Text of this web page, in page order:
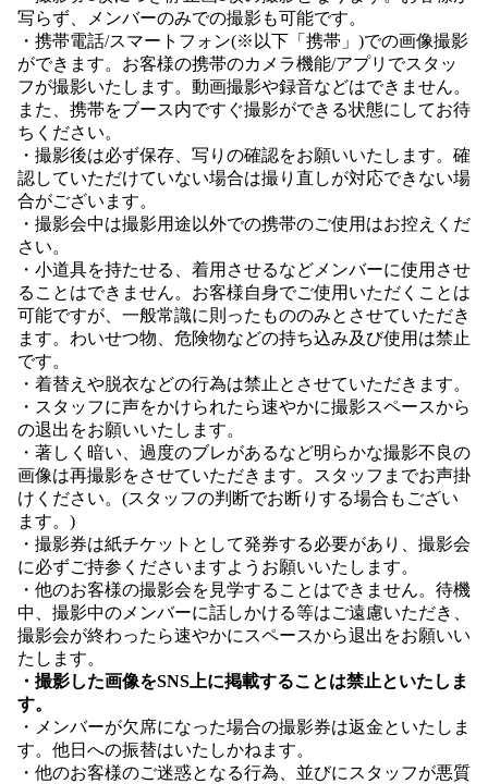
写らず、メンバーのみでの撮影も可能です。
・携帯電話/スマートフォン(※以下「携帯」)での画像撮影
ができます。お客様の携帯のカメラ機能/アプリでスタッ
フが撮影いたします。動画撮影や録音などはできません。
また、携帯をブース内ですぐ撮影ができる状態にしてお待
ちください。
・撮影後は必ず保存、写りの確認をお願いいたします。確
認していただけていない場合は撮り直しが対応できない場
合がございます。
・撮影会中は撮影用途以外での携帯のご使用はお控えくだ
さい。
・小道具を持たせる、着用させるなどメンバーに使用させ
ることはできません。お客様自身でご使用いただくことは
可能ですが、一般常識に則ったもののみとさせていただき
ます。わいせつ物、危険物などの持ち込み及び使用は禁止
です。
・着替えや脱衣などの行為は禁止とさせていただきます。
・スタッフに声をかけられたら速やかに撮影スペースから
の退出をお願いいたします。
・著しく暗い、過度のブレがあるなど明らかな撮影不良の
画像は再撮影をさせていただきます。スタッフまでお声掛
けください。(スタッフの判断でお断りする場合もござい
ます。)
・撮影券は紙チケットとして発券する必要があり、撮影会
に必ずご持参くださいますようお願いいたします。
・他のお客様の撮影会を見学することはできません。待機
中、撮影中のメンバーに話しかける等はご遠慮いただき、
撮影会が終わったら速やかにスペースから退出をお願いい
たします。
・撮影した画像をSNS上に掲載することは禁止といたしま
す。
・メンバーが欠席になった場合の撮影券は返金といたしま
す。他日への振替はいたしかねます。
・他のお客様のご迷惑となる行為、並びにスタッフが悪質